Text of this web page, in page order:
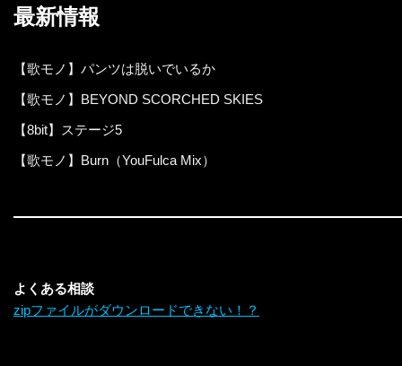
最新情報
【歌モノ】パンツは脱いでいるか
【歌モノ】BEYOND SCORCHED SKIES
【8bit】ステージ5
【歌モノ】Burn（YouFulca Mix）
よくある相談
zipファイルがダウンロードできない！？